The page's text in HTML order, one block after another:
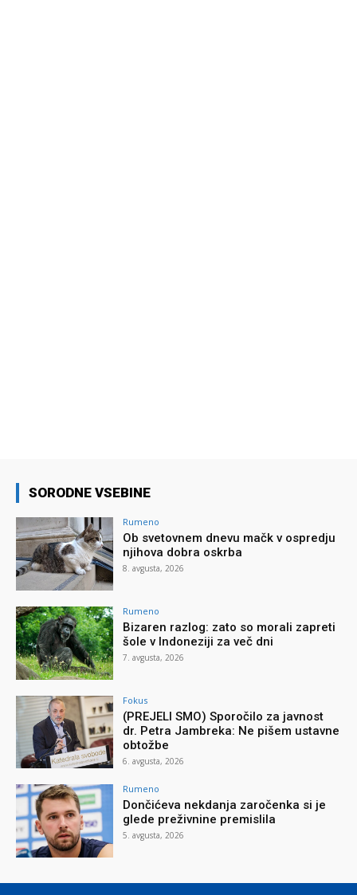
SORODNE VSEBINE
Rumeno
Ob svetovnem dnevu mačk v ospredju
njihova dobra oskrba
8. avgusta, 2026
Rumeno
Bizaren razlog: zato so morali zapreti
šole v Indoneziji za več dni
7. avgusta, 2026
Fokus
(PREJELI SMO) Sporočilo za javnost
dr. Petra Jambreka: Ne pišem ustavne
obtožbe
6. avgusta, 2026
Rumeno
Dončićeva nekdanja zaročenka si je
glede preživnine premislila
5. avgusta, 2026